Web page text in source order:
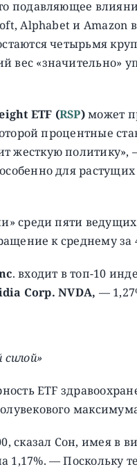
подавляющее
Alphabet и Amazon в
четырьмя
«значительно»
ETF (RSP)может
процентные
жесткую политику»,
для
среди пяти
к среднему за
. входит в топ-10
Corp. NVDA, —
силой»
ETF
сказал Сон, имея в
1,17%. — Поскольку